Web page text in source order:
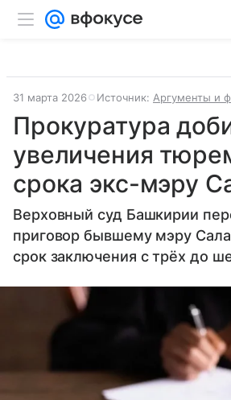
31 марта 2026 Источник: Аргументы и
Прокуратура
увеличения
срока экс-мэру
Верховный суд Башкирии
приговор бывшему мэру
срок заключения с трёх до